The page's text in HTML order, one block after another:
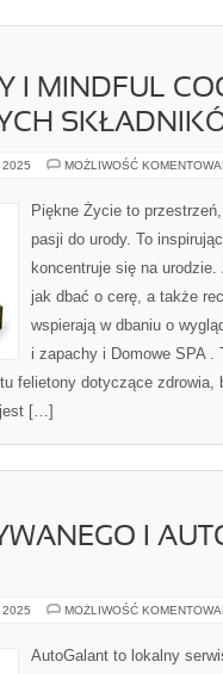
I MINDFUL
2025 MOŻLIWOŚĆ
Piękne Życie to
pasji do urody. To
koncentruje się na
jak dbać o cerę, a także
wspierają w dbaniu o
i zapachy i Domowe SPA
felietony dotyczące zdrowia,
[…]
I
2025 MOŻLIWOŚĆ
AutoGalant to lokalny